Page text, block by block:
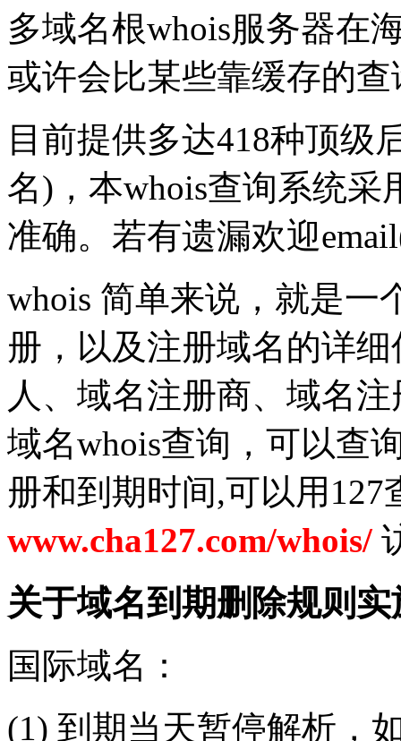
多域名根whois服务器在
或许会比某些靠缓存的
目前提供多达418种顶级
名)，本whois查询系统采
准确。若有遗漏欢迎
whois 简单来说，就是一
册，以及注册域名的详
人、域名注册商、域名
域名whois查询，可以查
册和到期时间,可以用
www.cha127.com/whois/
关于域名到期删除规则
国际域名：
(1) 到期当天暂停解析，